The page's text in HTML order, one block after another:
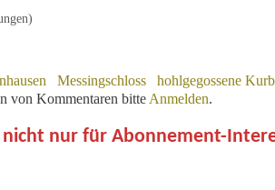
Messingschloss hohlgegossene
von Kommentaren bitte Anmelden.
nur für Abonnement-